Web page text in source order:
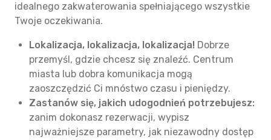
idealnego zakwaterowania spełniającego wszystkie
Twoje oczekiwania.
Lokalizacja, lokalizacja, lokalizacja! Dobrze
przemyśl, gdzie chcesz się znaleźć. Centrum
miasta lub dobra komunikacja mogą
zaoszczędzić Ci mnóstwo czasu i pieniędzy.
Zastanów się, jakich udogodnień potrzebujesz:
zanim dokonasz rezerwacji, wypisz
najważniejsze parametry, jak niezawodny dostęp